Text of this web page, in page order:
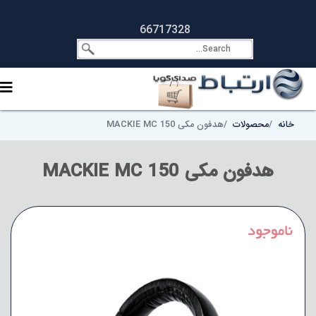
66717328
خانه محصولات هدفون مکی MACKIE MC 150
هدفون مکی MACKIE MC 150